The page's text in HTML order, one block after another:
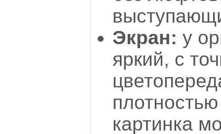
Экран: у
яркий, с
картинка